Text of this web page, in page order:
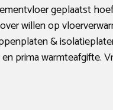
geplaatst
willen op
&
prima warmteafgifte.